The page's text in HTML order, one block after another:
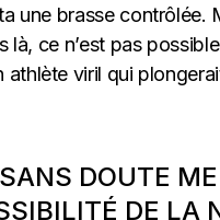
une brasse
là, ce n’est pas
viril qui
DOUTE
DE LA